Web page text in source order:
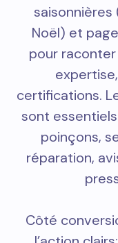
saisonnières
Noël) et
pour
certifications.
sont
poinçons,
réparation,
Côté